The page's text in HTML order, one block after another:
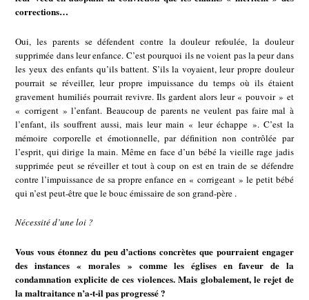
corrections…
Oui, les parents se défendent contre la douleur refoulée, la douleur
supprimée dans leur enfance. C’est pourquoi ils ne voient pas la peur dans
les yeux des enfants qu’ils battent. S’ils la voyaient, leur propre douleur
pourrait se réveiller, leur propre impuissance du temps où ils étaient
gravement humiliés pourrait revivre. Ils gardent alors leur « pouvoir » et
« corrigent » l’enfant. Beaucoup de parents ne veulent pas faire mal à
l’enfant, ils souffrent aussi, mais leur main « leur échappe ». C’est la
mémoire corporelle et émotionnelle, par définition non contrôlée par
l’esprit, qui dirige la main. Même en face d’un bébé la vieille rage jadis
supprimée peut se réveiller et tout à coup on est en train de se défendre
contre l’impuissance de sa propre enfance en « corrigeant » le petit bébé
qui n’est peut-être que le bouc émissaire de son grand-père .
Nécessité d’une loi ?
Vous vous étonnez du peu d’actions concrètes que pourraient engager
des instances « morales » comme les églises en faveur de la
condamnation explicite de ces violences. Mais globalement, le rejet de
la maltraitance n’a-t-il pas progressé ?